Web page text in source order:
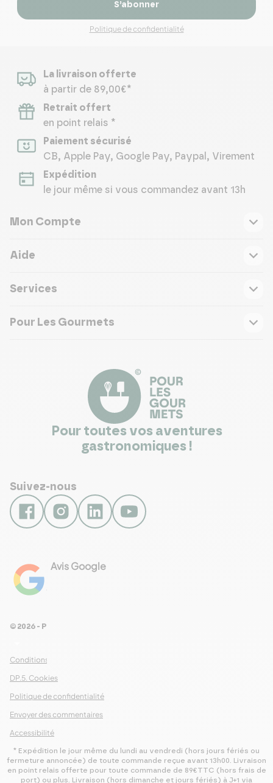
S’abonner
Politique de confidentialité
La livraison offerte
à partir de 89,00€*
Retrait offert
en point relais *
Paiement sécurisé
CB, Apple Pay, Google Pay, Paypal, Virement
Expédition
le jour même si vous commandez avant 13h
Mon Compte
Aide
Services
Pour Les Gourmets
Pour toutes vos aventures
gastronomiques !
Suivez-nous
Avis Google
Conditions Générales de Ventes
DP.5. Cookies
Politique de confidentialité
Envoyer des commentaires
Accessibilité
© 2026 - Pour Les Gourmets
* Expédition le jour même du lundi au vendredi (hors jours fériés ou
fermeture annoncée) de toute commande reçue avant 13h00. Livraison
en point relais offerte pour toute commande de 89€TTC (hors frais de
port) ou plus. Livraison (hors dimanche et jours fériés) à J+1 via